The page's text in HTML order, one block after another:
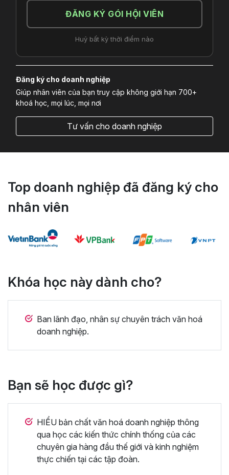
ĐĂNG KÝ GÓI HỘI VIÊN
Huỷ bất kỳ thời điểm nào
Đăng ký cho doanh nghiệp
Giúp nhân viên của bạn truy cập không giới hạn 700+
khoá học, mọi lúc, mọi nơi
Tư vấn cho doanh nghiệp
Top doanh nghiệp đã đăng ký cho
nhân viên
Khóa học này dành cho?
Ban lãnh đạo, nhân sự chuyên trách văn hoá
doanh nghiệp.
Bạn sẽ học được gì?
HIỂU bản chất văn hoá doanh nghiệp thông
qua học các kiến thức chính thống của các
chuyên gia hàng đầu thế giới và kinh nghiệm
thực chiến tại các tập đoàn.